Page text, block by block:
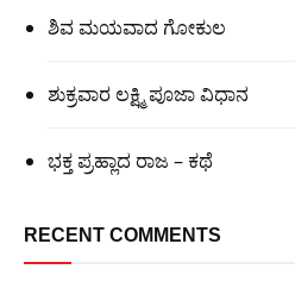
ಶಿವ ಮಯವಾದ ಗೋಕುಲ
ಶುಕ್ರವಾರ ಲಕ್ಷ್ಮಿ ಪೂಜಾ ವಿಧಾನ
ಭಕ್ತ ಪ್ರಹ್ಲಾದ ರಾಜ – ಕಥೆ
RECENT COMMENTS